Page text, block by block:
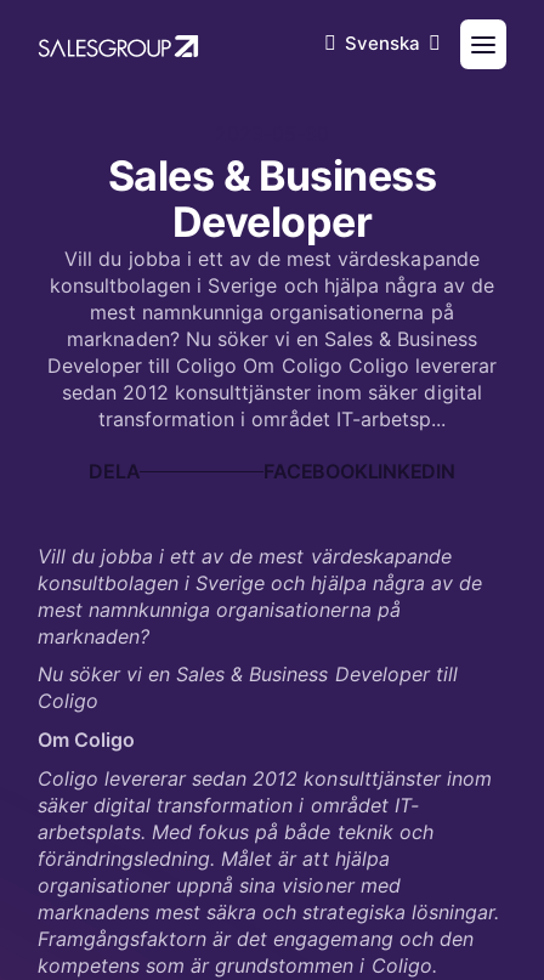
Svenska
Sales & Business
Developer
Vill du jobba i ett av de mest värdeskapande
konsultbolagen i Sverige och hjälpa några av de
mest namnkunniga organisationerna på
marknaden? Nu söker vi en Sales & Business
Developer till Coligo Om Coligo Coligo levererar
sedan 2012 konsulttjänster inom säker digital
transformation i området IT-arbetsp...
DELA
Vill du jobba i ett av de mest värdeskapande
konsultbolagen i Sverige och hjälpa några av de
mest namnkunniga organisationerna på
marknaden?
Nu söker vi en Sales & Business Developer till
Coligo
Om Coligo
Coligo levererar sedan 2012 konsulttjänster inom
säker digital transformation i området IT-
arbetsplats. Med fokus på både teknik och
förändringsledning. Målet är att hjälpa
organisationer uppnå sina visioner med
marknadens mest säkra och strategiska lösningar.
Framgångsfaktorn är det engagemang och den
kompetens som är grundstommen i Coligo.